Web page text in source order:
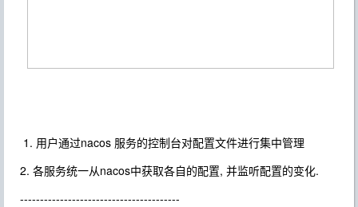
1. 用户通过nacos 服务的控制台对配置文件进行集中管理
2. 各服务统一从nacos中获取各自的配置, 并监听配置的变化.
----------------------------------------